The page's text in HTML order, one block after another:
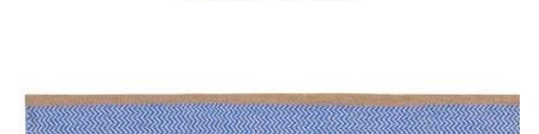
141,00€